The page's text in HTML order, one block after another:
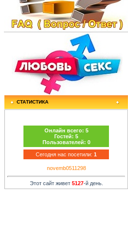
СТАТИСТИКА
Онлайн всего: 5
Гостей: 5
Пользователей: 0
Сегодня нас посетили: 1
novemb0511298
Этот сайт живет 5127-й день.